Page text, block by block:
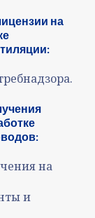
на
на
и